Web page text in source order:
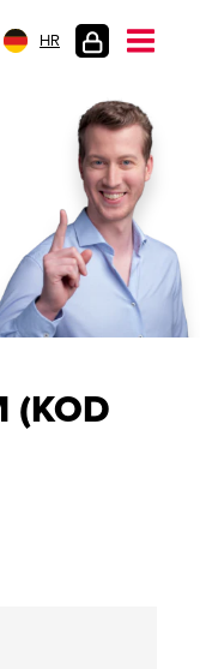
HR
(KOD